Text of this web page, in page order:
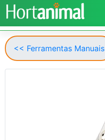
<< Ferramentas Manuais